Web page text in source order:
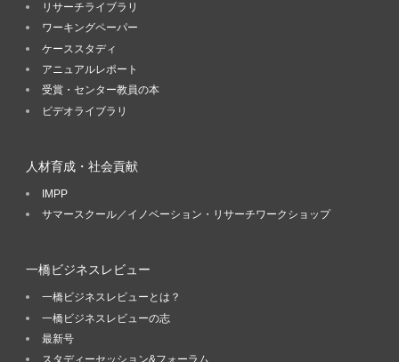
リサーチライブラリ
ワーキングペーパー
ケーススタディ
アニュアルレポート
受賞・センター教員の本
ビデオライブラリ
人材育成・社会貢献
IMPP
サマースクール／イノベーション・リサーチワークショップ
一橋ビジネスレビュー
一橋ビジネスレビューとは？
一橋ビジネスレビューの志
最新号
スタディーセッション&フォーラム